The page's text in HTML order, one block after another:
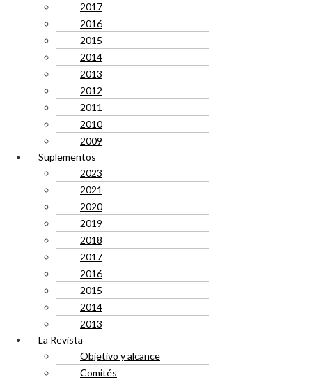
2017
2016
2015
2014
2013
2012
2011
2010
2009
Suplementos
2023
2021
2020
2019
2018
2017
2016
2015
2014
2013
La Revista
Objetivo y alcance
Comités